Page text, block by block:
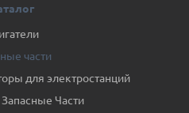
части
для электростанций
Части